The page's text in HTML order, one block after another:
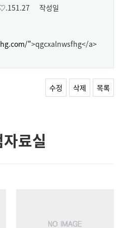
작성일
">qgcxalnwsfhg</a>
수정 삭제 목록
료실